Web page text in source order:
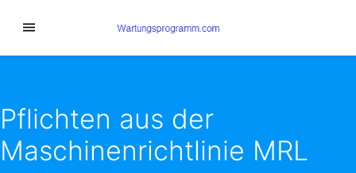
Pflichten aus der
Maschinenrichtlinie MRL